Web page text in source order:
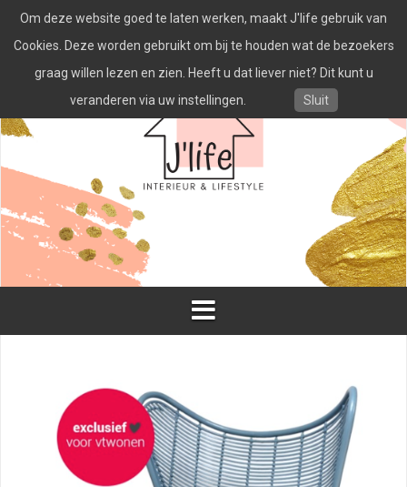
naar
inhoud
Om deze website goed te laten werken, maakt J'life gebruik van
Cookies. Deze worden gebruikt om bij te houden wat de bezoekers
graag willen lezen en zien. Heeft u dat liever niet? Dit kunt u
veranderen via uw instellingen.
Sluit